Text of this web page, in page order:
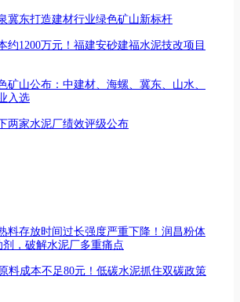
冀东打造建材行业绿色矿山新标杆
约1200万元！福建安砂建福水泥技改项目
矿山公布：中建材、海螺、冀东、山水、
入选
两家水泥厂绩效评级公布
料存放时间过长强度严重下降！润昌粉体
，破解水泥厂多重痛点
料成本不足80元！低碳水泥抓住双碳政策